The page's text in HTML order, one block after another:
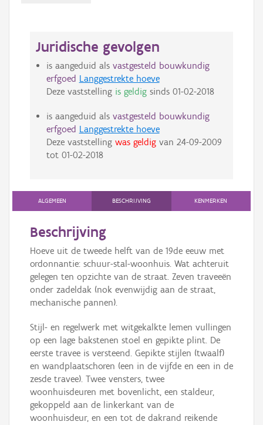
Juridische gevolgen
is aangeduid als vastgesteld bouwkundig
erfgoed Langgestrekte hoeve
Deze vaststelling is geldigsinds 01-02-2018
is aangeduid als vastgesteld bouwkundig
erfgoed Langgestrekte hoeve
Deze vaststelling was geldigvan 24-09-2009
tot 01-02-2018
ALGEMEEN BESCHRIJVING KENMERKEN
Beschrijving
Hoeve uit de tweede helft van de 19de eeuw met
ordonnantie: schuur-stal-woonhuis. Wat achteruit
gelegen ten opzichte van de straat. Zeven traveeën
onder zadeldak (nok evenwijdig aan de straat,
mechanische pannen).
Stijl- en regelwerk met witgekalkte lemen vullingen
op een lage bakstenen stoel en gepikte plint. De
eerste travee is versteend. Gepikte stijlen (twaalf)
en wandplaatschoren (een in de vijfde en een in de
zesde travee). Twee vensters, twee
woonhuisdeuren met bovenlicht, een staldeur,
gekoppeld aan de linkerkant van de
woonhuisdeur, en een tot de dakrand reikende